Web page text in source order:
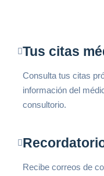
Tus citas
Consulta tus citas
información del
consultorio.
Recibe correos de